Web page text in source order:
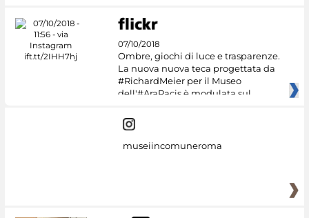
07/10/2018
Ombre, giochi di luce e trasparenze.
La nuova nuova teca progettata da
#RichardMeier per il Museo
dell'#AraPacis è modulata sul
museiincomuneroma